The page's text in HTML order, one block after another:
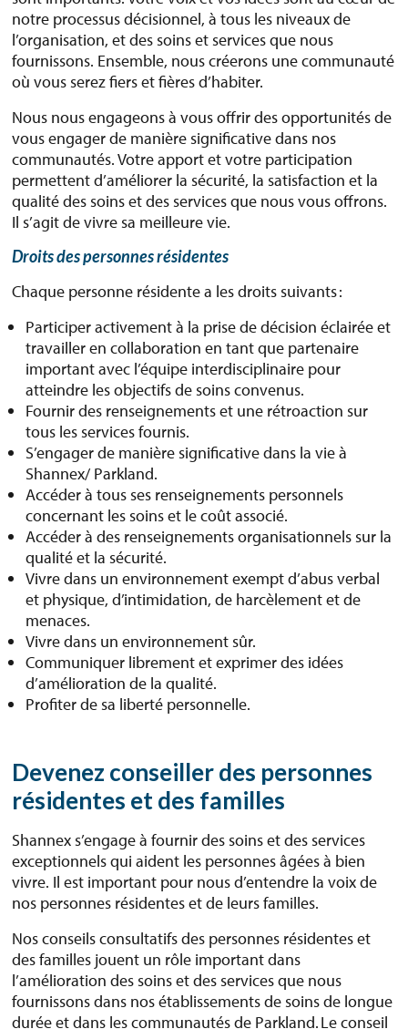
notre processus décisionnel, à tous les niveaux de
l’organisation, et des soins et services que nous
fournissons. Ensemble, nous créerons une communauté
où vous serez fiers et fières d’habiter.
Nous nous engageons à vous offrir des opportunités de
vous engager de manière significative dans nos
communautés. Votre apport et votre participation
permettent d’améliorer la sécurité, la satisfaction et la
qualité des soins et des services que nous vous offrons.
Il s’agit de vivre sa meilleure vie.
Droits des personnes résidentes
Chaque personne résidente a les droits suivants :
Participer activement à la prise de décision éclairée et
travailler en collaboration en tant que partenaire
important avec l’équipe interdisciplinaire pour
atteindre les objectifs de soins convenus.
Fournir des renseignements et une rétroaction sur
tous les services fournis.
S’engager de manière significative dans la vie à
Shannex/ Parkland.
Accéder à tous ses renseignements personnels
concernant les soins et le coût associé.
Accéder à des renseignements organisationnels sur la
qualité et la sécurité.
Vivre dans un environnement exempt d’abus verbal
et physique, d’intimidation, de harcèlement et de
menaces.
Vivre dans un environnement sûr.
Communiquer librement et exprimer des idées
d’amélioration de la qualité.
Profiter de sa liberté personnelle.
Devenez conseiller des personnes
résidentes et des familles
Shannex s’engage à fournir des soins et des services
exceptionnels qui aident les personnes âgées à bien
vivre. Il est important pour nous d’entendre la voix de
nos personnes résidentes et de leurs familles.
Nos conseils consultatifs des personnes résidentes et
des familles jouent un rôle important dans
l’amélioration des soins et des services que nous
fournissons dans nos établissements de soins de longue
durée et dans les communautés de Parkland. Le conseil